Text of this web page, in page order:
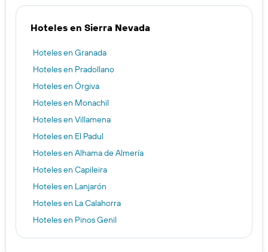
Hoteles en Sierra Nevada
Hoteles en Granada
Hoteles en Pradollano
Hoteles en Órgiva
Hoteles en Monachil
Hoteles en Villamena
Hoteles en El Padul
Hoteles en Alhama de Almería
Hoteles en Capileira
Hoteles en Lanjarón
Hoteles en La Calahorra
Hoteles en Pinos Genil
Hoteles en Ferreirola